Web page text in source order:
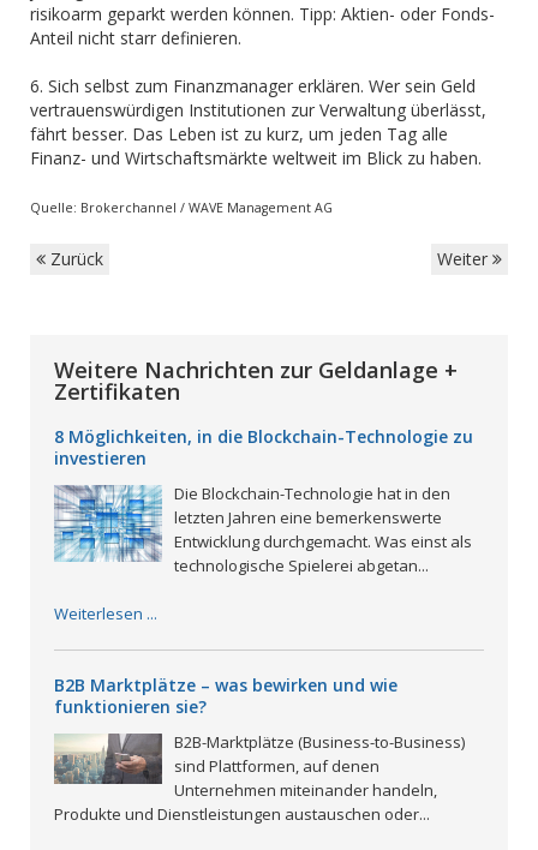
risikoarm geparkt werden können. Tipp: Aktien- oder Fonds-
Anteil nicht starr definieren.
6. Sich selbst zum Finanzmanager erklären. Wer sein Geld
vertrauenswürdigen Institutionen zur Verwaltung überlässt,
fährt besser. Das Leben ist zu kurz, um jeden Tag alle
Finanz- und Wirtschaftsmärkte weltweit im Blick zu haben.
Quelle: Brokerchannel / WAVE Management AG
Zurück Weiter
Weitere Nachrichten zur Geldanlage +
Zertifikaten
8 Möglichkeiten, in die Blockchain-Technologie zu
investieren
Die Blockchain-Technologie hat in den
letzten Jahren eine bemerkenswerte
Entwicklung durchgemacht. Was einst als
technologische Spielerei abgetan...
Weiterlesen ...
B2B Marktplätze – was bewirken und wie
funktionieren sie?
B2B-Marktplätze (Business-to-Business)
sind Plattformen, auf denen
Unternehmen miteinander handeln,
Produkte und Dienstleistungen austauschen oder...